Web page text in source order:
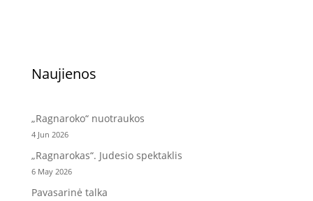
Naujienos
„Ragnaroko“ nuotraukos
4 Jun 2026
„Ragnarokas“. Judesio spektaklis
6 May 2026
Pavasarinė talka